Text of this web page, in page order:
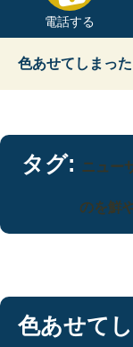
電話する
色あせてしまっ
タグ: ニュー
のを鮮
色あせて